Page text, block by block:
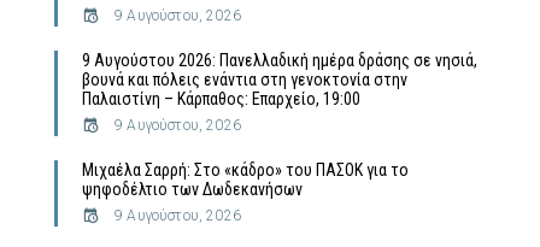
9 Αυγούστου, 2026
9 Αυγούστου 2026: Πανελλαδική ημέρα δράσης σε νησιά,
βουνά και πόλεις ενάντια στη γενοκτονία στην
Παλαιστίνη – Κάρπαθος: Επαρχείο, 19:00
9 Αυγούστου, 2026
Μιχαέλα Σαρρή: Στο «κάδρο» του ΠΑΣΟΚ για το
ψηφοδέλτιο των Δωδεκανήσων
9 Αυγούστου, 2026